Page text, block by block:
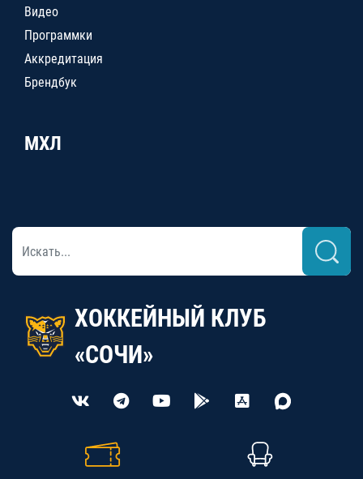
Видео
Программки
Аккредитация
Брендбук
МХЛ
ХОККЕЙНЫЙ КЛУБ
«СОЧИ»